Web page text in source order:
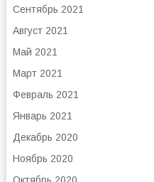
Сентябрь 2021
Август 2021
Май 2021
Март 2021
Февраль 2021
Январь 2021
Декабрь 2020
Ноябрь 2020